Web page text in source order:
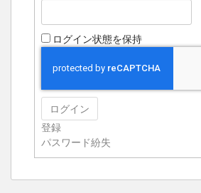
ログイン状態を保持
ログイン
登録
パスワード紛失